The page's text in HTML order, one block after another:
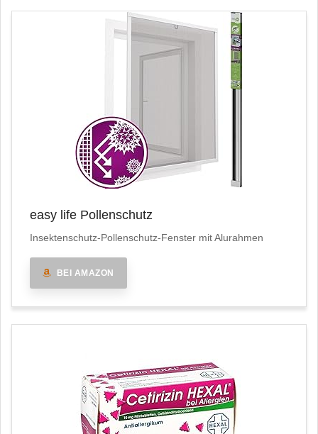
easy life Pollenschutz
Insektenschutz-Pollenschutz-Fenster mit Alurahmen
BEI AMAZON